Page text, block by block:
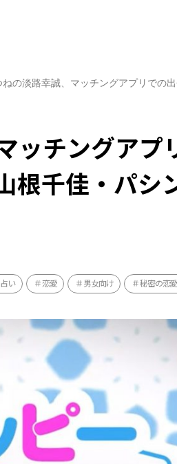
ねの淡路幸誠、マッチングアプリでの
ッチングアプ
根千佳・パシ
占い 恋愛 男女向け 秘密の恋